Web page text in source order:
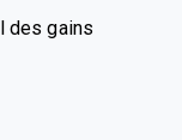
des gains